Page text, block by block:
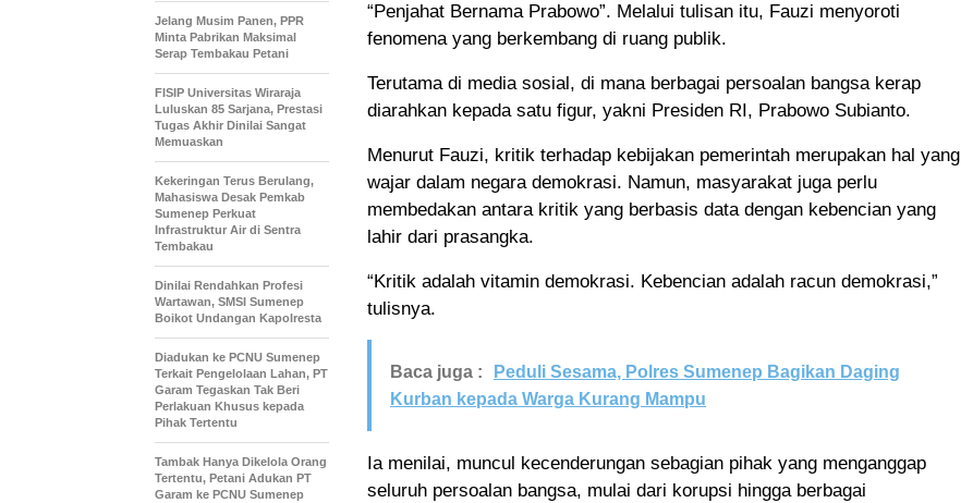
“Penjahat Bernama Prabowo”. Melalui tulisan itu, Fauzi menyoroti
fenomena yang berkembang di ruang publik.
Terutama di media sosial, di mana berbagai persoalan bangsa kerap
diarahkan kepada satu figur, yakni Presiden RI, Prabowo Subianto.
Menurut Fauzi, kritik terhadap kebijakan pemerintah merupakan hal yang
wajar dalam negara demokrasi. Namun, masyarakat juga perlu
membedakan antara kritik yang berbasis data dengan kebencian yang
lahir dari prasangka.
“Kritik adalah vitamin demokrasi. Kebencian adalah racun demokrasi,”
tulisnya.
Baca juga :
Peduli Sesama, Polres Sumenep Bagikan Daging
Kurban kepada Warga Kurang Mampu
Ia menilai, muncul kecenderungan sebagian pihak yang menganggap
seluruh persoalan bangsa, mulai dari korupsi hingga berbagai
Jelang Musim Panen, PPR
Minta Pabrikan Maksimal
Serap Tembakau Petani
FISIP Universitas Wiraraja
Luluskan 85 Sarjana, Prestasi
Tugas Akhir Dinilai Sangat
Memuaskan
Kekeringan Terus Berulang,
Mahasiswa Desak Pemkab
Sumenep Perkuat
Infrastruktur Air di Sentra
Tembakau
Dinilai Rendahkan Profesi
Wartawan, SMSI Sumenep
Boikot Undangan Kapolresta
Diadukan ke PCNU Sumenep
Terkait Pengelolaan Lahan, PT
Garam Tegaskan Tak Beri
Perlakuan Khusus kepada
Pihak Tertentu
Tambak Hanya Dikelola Orang
Tertentu, Petani Adukan PT
Garam ke PCNU Sumenep